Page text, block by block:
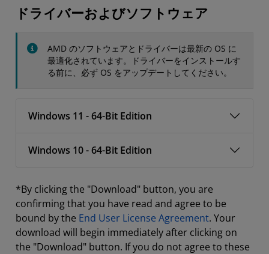
ドライバー
お問合せ
ドライバーおよびソフトウェア
AMD のソフトウェアとドライバーは最新の OS に
最適化されています。ドライバーをインストールす
る前に、必ず OS をアップデートしてください。
Windows 11 - 64-Bit Edition
Windows 10 - 64-Bit Edition
*By clicking the "Download" button, you are
confirming that you have read and agree to be
bound by the End User License Agreement. Your
download will begin immediately after clicking on
the "Download" button. If you do not agree to these